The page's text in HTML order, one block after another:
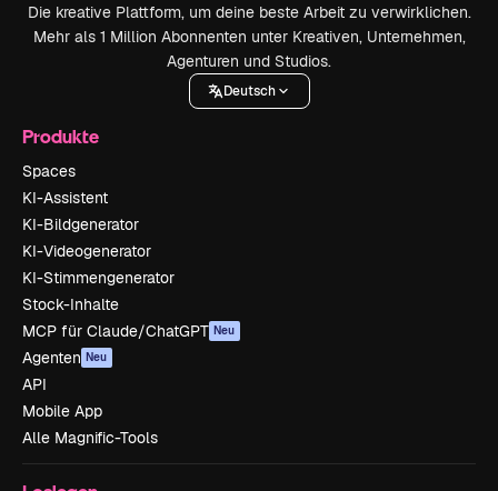
Die kreative Plattform, um deine beste Arbeit zu verwirklichen.
Mehr als 1 Million Abonnenten unter Kreativen, Unternehmen,
Agenturen und Studios.
Deutsch
Produkte
Spaces
KI-Assistent
KI-Bildgenerator
KI-Videogenerator
KI-Stimmengenerator
Stock-Inhalte
MCP für Claude/ChatGPT Neu
Agenten Neu
API
Mobile App
Alle Magnific-Tools